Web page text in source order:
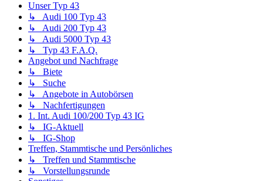
Unser Typ 43
↳ Audi 100 Typ 43
↳ Audi 200 Typ 43
↳ Audi 5000 Typ 43
↳ Typ 43 F.A.Q.
Angebot und Nachfrage
↳ Biete
↳ Suche
↳ Angebote in Autobörsen
↳ Nachfertigungen
1. Int. Audi 100/200 Typ 43 IG
↳ IG-Aktuell
↳ IG-Shop
Treffen, Stammtische und Persönliches
↳ Treffen und Stammtische
↳ Vorstellungsrunde